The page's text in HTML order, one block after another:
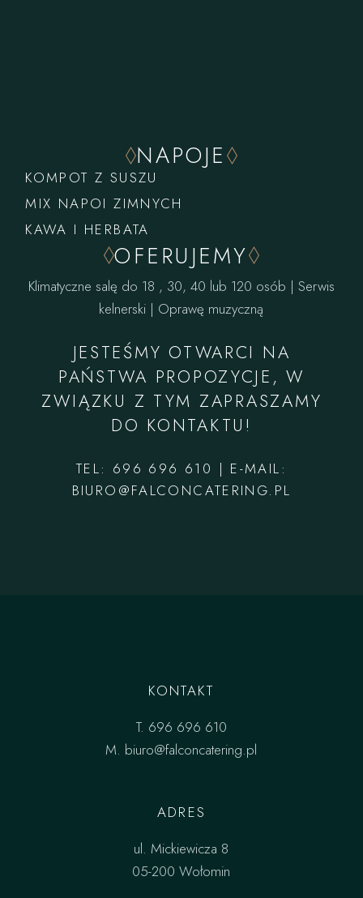
NAPOJE
KOMPOT Z SUSZU
MIX NAPOI ZIMNYCH
KAWA I HERBATA
OFERUJEMY
Klimatyczne salę do 18 , 30, 40 lub 120 osób | Serwis
kelnerski | Oprawę muzyczną
JESTEŚMY OTWARCI NA
PAŃSTWA PROPOZYCJE, W
ZWIĄZKU Z TYM ZAPRASZAMY
DO KONTAKTU!
TEL: 696 696 610 | E-MAIL:
BIURO@FALCONCATERING.PL
KONTAKT
T. 696 696 610
M. biuro@falconcatering.pl
ADRES
ul. Mickiewicza 8
05-200 Wołomin